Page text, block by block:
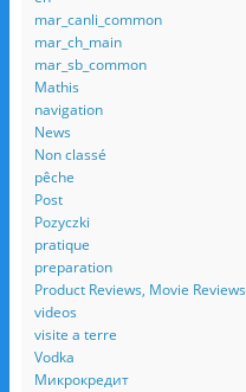
mar_canli_common
mar_ch_main
mar_sb_common
Mathis
navigation
News
Non classé
pêche
Post
Pozyczki
pratique
preparation
Product Reviews, Movie Reviews
videos
visite a terre
Vodka
Микрокредит